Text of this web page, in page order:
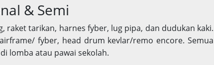
& Semi
raket tarikan, harnes fyber, lug pipa, dan dudukan kaki.
fyber, head drum kevlar/remo encore. Semua
lomba atau pawai sekolah.